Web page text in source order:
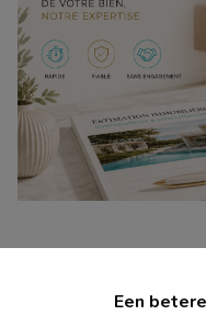
Een